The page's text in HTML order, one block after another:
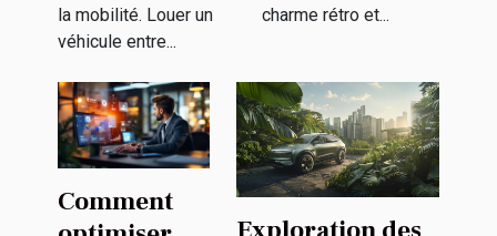
la mobilité. Louer un
véhicule entre...
charme rétro et...
Comment